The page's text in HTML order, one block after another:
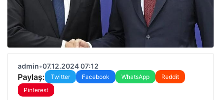
admin•07.12.2024 07:12
Paylaş: Twitter Facebook WhatsApp
Reddit
Pinterest